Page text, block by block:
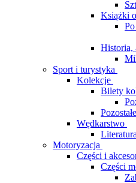
Książki
Historia,
Sport i turystyka
Kolekcje
Bilety
Pozostałe
Wędkarstwo
Motoryzacja
Części i
Części